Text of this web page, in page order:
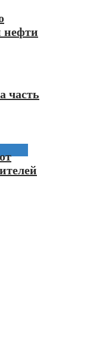
нефти
часть